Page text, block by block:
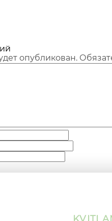
опубликован.